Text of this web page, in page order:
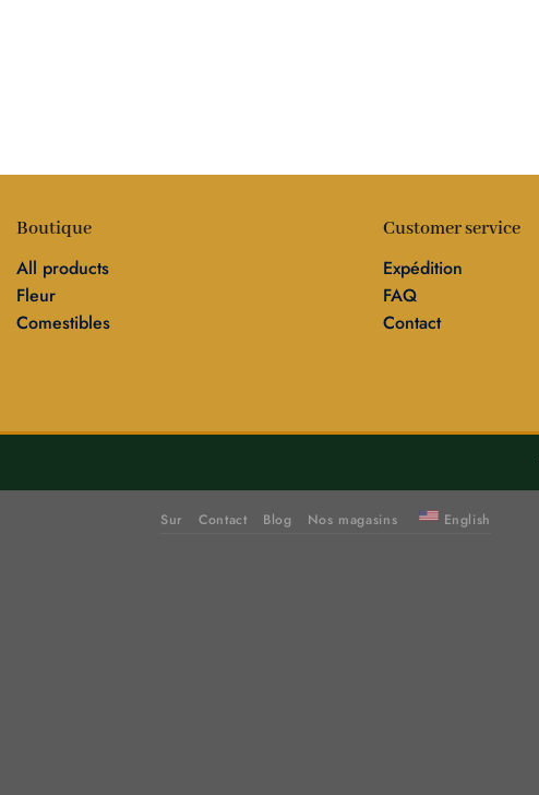
Boutique
All products
Fleur
Comestibles
Customer service
Expédition
FAQ
Contact
Sur Contact Blog Nos magasins English